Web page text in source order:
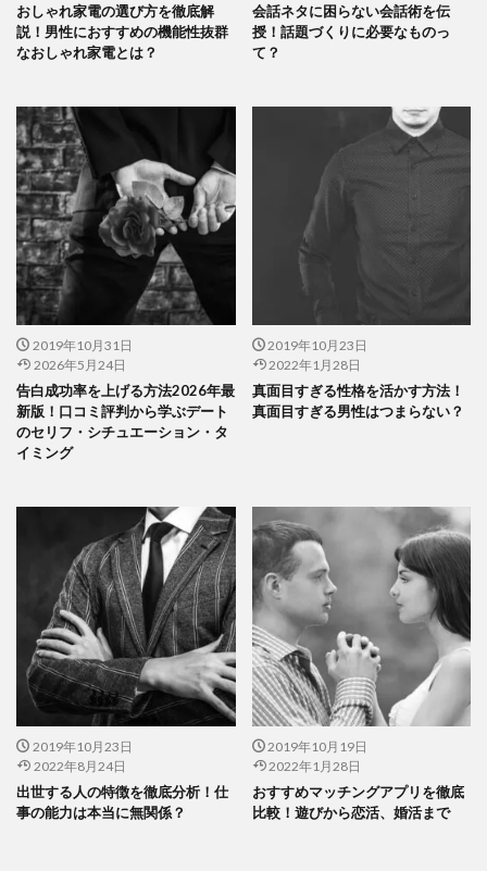
おしゃれ家電の選び方を徹底解
説！男性におすすめの機能性抜群
なおしゃれ家電とは？
会話ネタに困らない会話術を伝
授！話題づくりに必要なものっ
て？
2019年10月31日
2026年5月24日
告白成功率を上げる方法2026年最
新版！口コミ評判から学ぶデート
のセリフ・シチュエーション・タ
イミング
2019年10月23日
2022年1月28日
真面目すぎる性格を活かす方法！
真面目すぎる男性はつまらない？
2019年10月23日
2022年8月24日
出世する人の特徴を徹底分析！仕
事の能力は本当に無関係？
2019年10月19日
2022年1月28日
おすすめマッチングアプリを徹底
比較！遊びから恋活、婚活まで